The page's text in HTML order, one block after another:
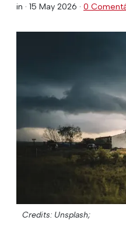
in · 15 May 2026 · 0
Credits: Unsplash;